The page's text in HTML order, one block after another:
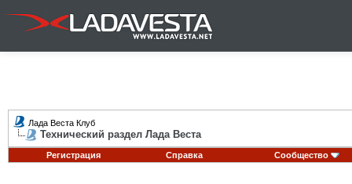
Лада Веста Клуб
Технический раздел Лада Веста
Регистрация Справка Сообщество